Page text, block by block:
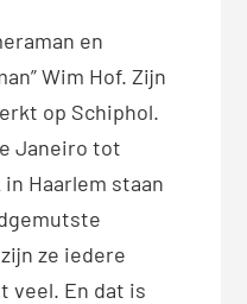
en
Wim Hof. Zijn
op Schiphol.
Janeiro tot
Haarlem staan
ze iedere
veel. En dat is